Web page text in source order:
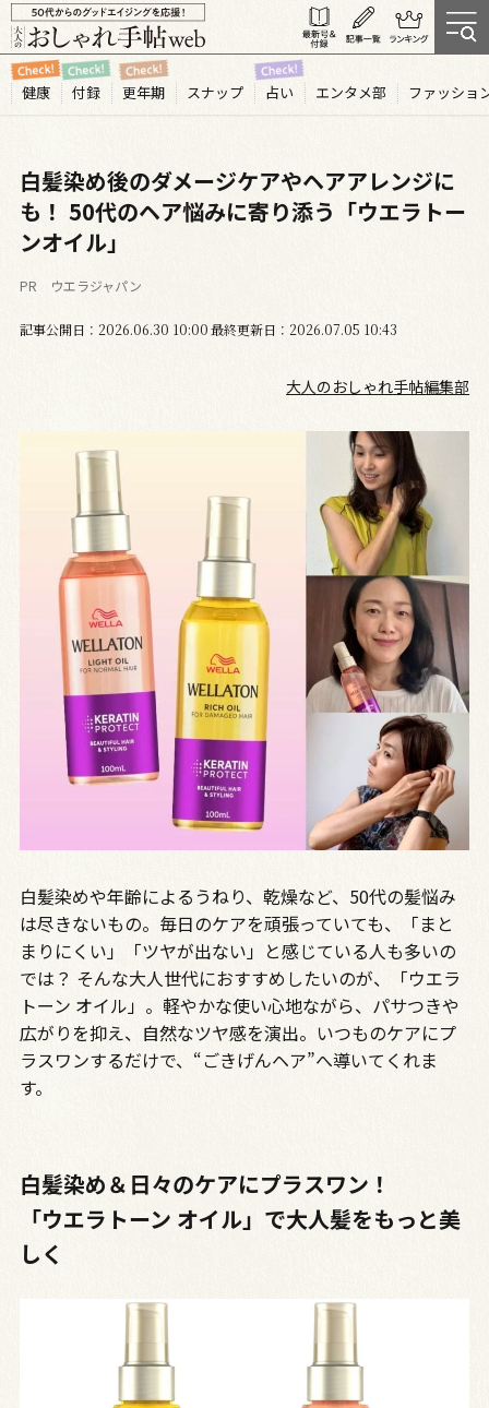
健康 付録 更年期 スナップ 占い エンタメ部 ファッショ
白髪染め後のダメージケアやヘアアレンジに
も！ 50代のヘア悩みに寄り添う「ウエラトー
ンオイル」
PR ウエラジャパン
記事公開日 2026.06 30 10:00最終更新日 2026.07.05 10:43
大人のおしゃれ手帖編集部
白髪染めや年齢によるうねり、乾燥など、50代の髪悩み
は尽きないもの。毎日のケアを頑張っていても、「まと
まりにくい」「ツヤが出ない」と感じている人も多いの
では？ そんな大人世代におすすめしたいのが、「ウエラ
トーン オイル」。軽やかな使い心地ながら、パサつきや
広がりを抑え、自然なツヤ感を演出。いつものケアにプ
ラスワンするだけで、“ごきげんヘア”へ導いてくれま
す。
白髪染め＆日々のケアにプラスワン！
「ウエラトーン オイル」で大人髪をもっと美
しく